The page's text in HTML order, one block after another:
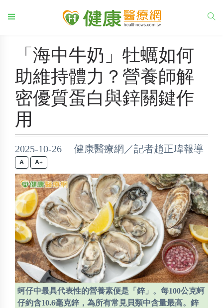
「海中牛奶」牡蠣如何
助維持體力？營養師解
密優質蛋白與鋅關鍵作
用
2025-10-26 健康醫療網／記者趙正瑋報導
+
蚵仔中最具代表性的營養素便是「鋅」。每100公克蚵
仔約含10.6毫克鋅，為所有常見貝類中含量最高。鋅